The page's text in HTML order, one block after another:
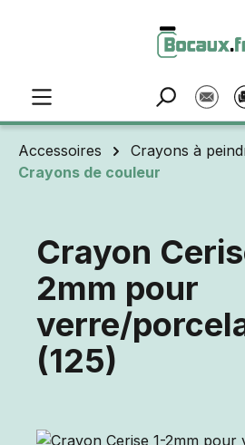
Accessoires
Crayons à
Crayons de couleur
Crayon
2mm pour
verre/
(125)